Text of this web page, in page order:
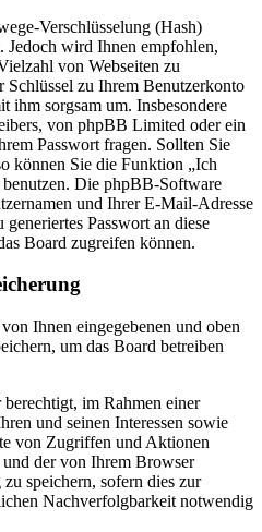
Verschlüsselung (Hash)
Jedoch wird Ihnen empfohlen,
von Webseiten zu
Schlüssel zu Ihrem Benutzerkonto
ihm sorgsam um. Insbesondere
von phpBB Limited oder ein
Passwort fragen. Sollten Sie
können Sie die Funktion „Ich
benutzen. Die phpBB-Software
und Ihrer E-Mail-Adresse
Passwort an diese
Board zugreifen können.
Ihnen eingegebenen und oben
um das Board betreiben
im Rahmen einer
und seinen Interessen sowie
von Zugriffen und Aktionen
der von Ihrem Browser
speichern, sofern dies zur
Nachverfolgbarkeit notwendig